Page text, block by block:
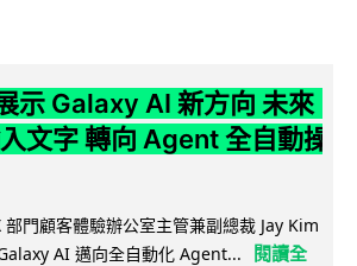
示 Galaxy AI 新方向 未來
文字 轉向 Agent 全自動操
門顧客體驗辦公室主管兼副總裁 Jay Kim
AI 邁向全自動化 Agent...
閱讀全